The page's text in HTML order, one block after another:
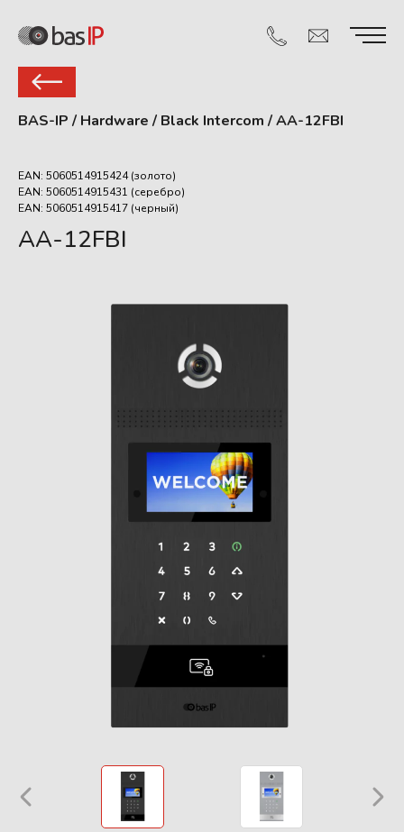
BAS-IP / Hardware / Black Intercom /AA-12FBI
EAN: 5060514915424 (золото)
EAN: 5060514915431 (серебро)
EAN: 5060514915417 (черный)
AA-12FBI